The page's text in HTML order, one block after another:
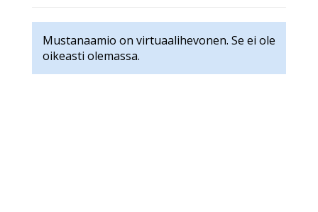
Mustanaamio on virtuaalihevonen. Se ei ole
oikeasti olemassa.